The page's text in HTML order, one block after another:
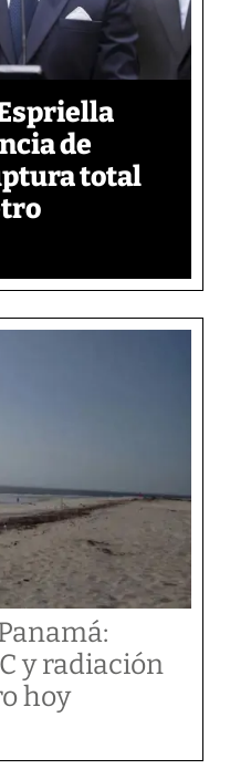
de
total
y radiación
hoy